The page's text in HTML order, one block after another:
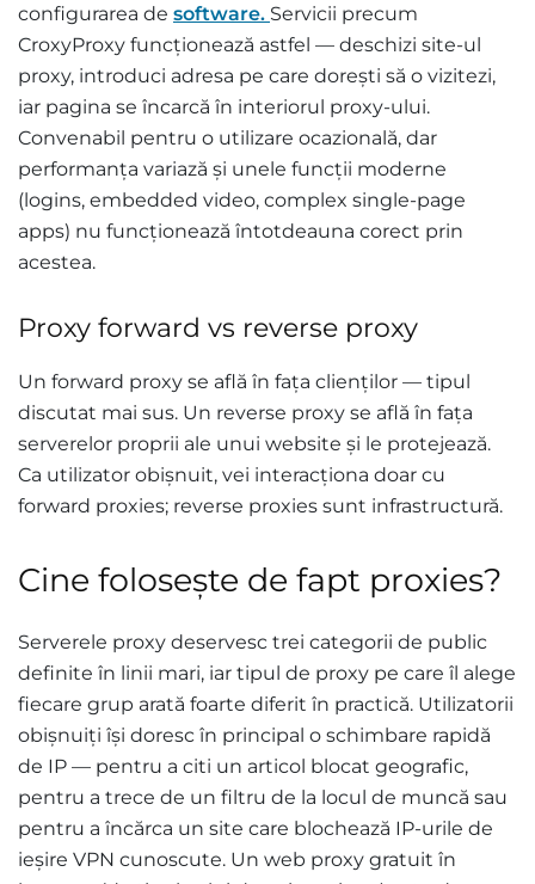
configurarea de software. Servicii precum
CroxyProxy funcționează astfel — deschizi site-ul
proxy, introduci adresa pe care dorești să o vizitezi,
iar pagina se încarcă în interiorul proxy-ului.
Convenabil pentru o utilizare ocazională, dar
performanța variază și unele funcții moderne
(logins, embedded video, complex single-page
apps) nu funcționează întotdeauna corect prin
acestea.
Proxy forward vs reverse proxy
Un forward proxy se află în fața clienților — tipul
discutat mai sus. Un reverse proxy se află în fața
serverelor proprii ale unui website și le protejează.
Ca utilizator obișnuit, vei interacționa doar cu
forward proxies; reverse proxies sunt infrastructură.
Cine folosește de fapt proxies?
Serverele proxy deservesc trei categorii de public
definite în linii mari, iar tipul de proxy pe care îl alege
fiecare grup arată foarte diferit în practică. Utilizatorii
obișnuiți își doresc în principal o schimbare rapidă
de IP — pentru a citi un articol blocat geografic,
pentru a trece de un filtru de la locul de muncă sau
pentru a încărca un site care blochează IP-urile de
ieșire VPN cunoscute. Un web proxy gratuit în